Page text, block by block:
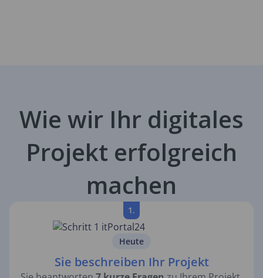
Wie wir Ihr digitales
Projekt erfolgreich
machen
1.
Heute
Sie beschreiben Ihr Projekt